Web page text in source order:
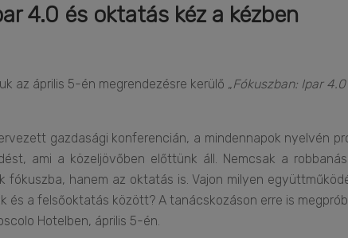
4.0 és oktatás kéz a kézben
az április 5-én megrendezésre kerülő „Fókuszban: Ipar
gazdasági konferencián, a mindennapok nyelvén
ami a közeljövőben előttünk áll. Nemcsak a
fókuszba, hanem az oktatás is. Vajon milyen
és a felsőoktatás között? A tanácskozáson erre is
Hotelben, április 5-én.